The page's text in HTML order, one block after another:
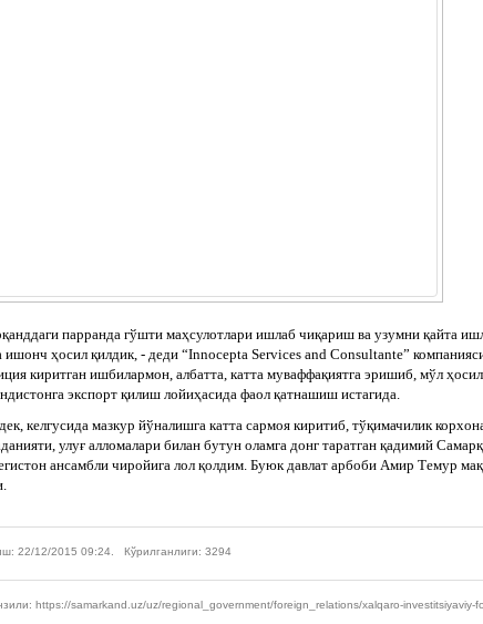
парранда гўшти маҳсулотлари ишлаб чиқариш ва узумни қайта
ишонч ҳосил қилдик, - деди “Innocepta Services and Consultante”
киритган ишбилармон, албатта, катта муваффақиятга эришиб, мўл
экспорт қилиш лойиҳасида фаол қатнашиш истагида.
келгусида мазкур йўналишга катта сармоя киритиб, тўқимачилик
улуғ алломалари билан бутун оламга донг таратган қадимий
ансамбли чиройига лол қолдим. Буюк давлат арбоби Амир Темур
22/12/2015 09:24. Кўрилганлиги: 3294
https://samarkand.uz/uz/regional_government/foreign_relations/xalqaro-investitsiyaviy-